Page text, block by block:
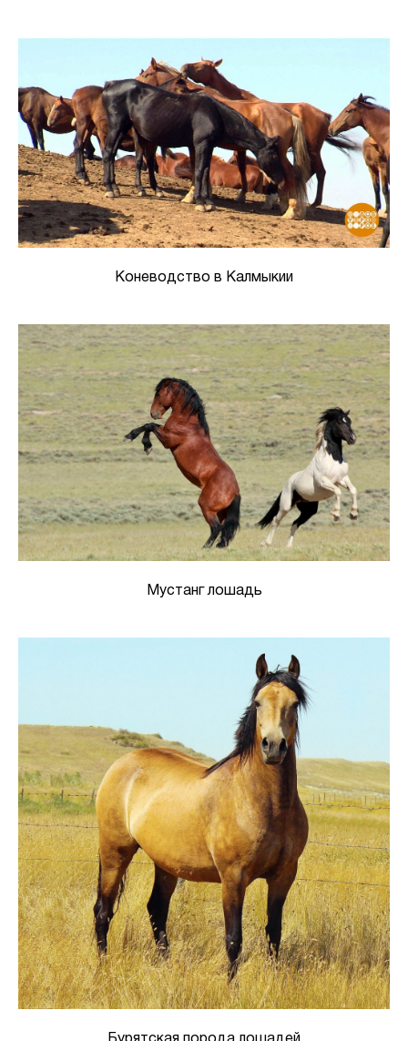
Коневодство в Калмыкии
Мустанг лошадь